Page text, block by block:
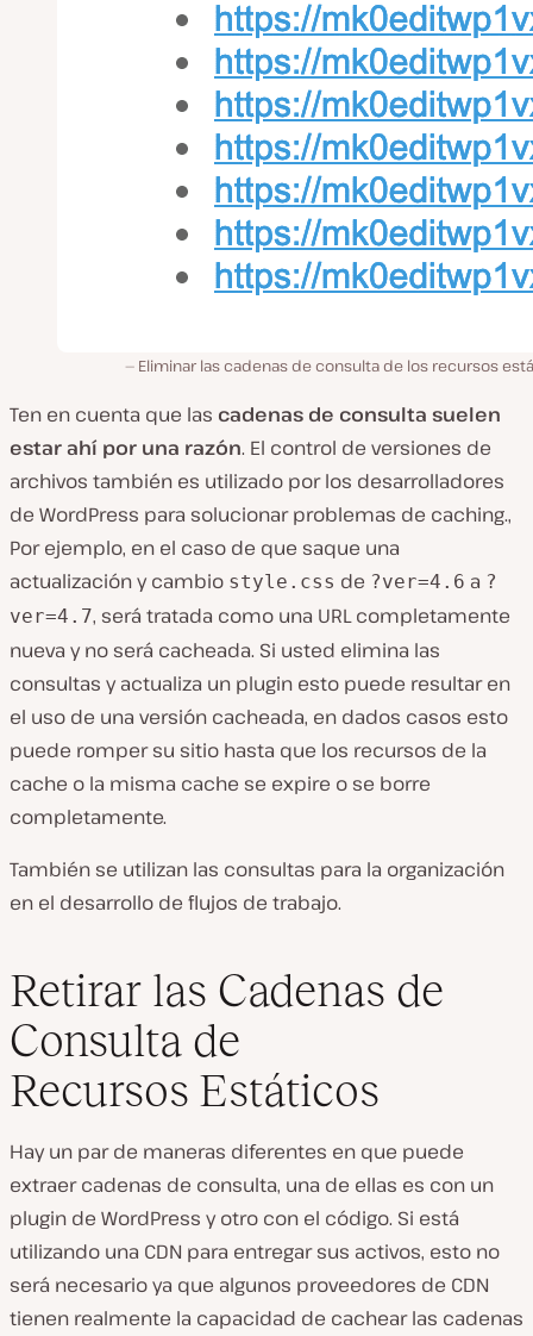
Eliminar las cadenas de consulta de los recursos
Ten en cuenta que las cadenas de consulta suelen
estar ahí por una razón. El control de versiones de
archivos también es utilizado por los desarrolladores
de WordPress para solucionar problemas de caching.,
Por ejemplo, en el caso de que saque una
actualización y cambio style.css de ?ver=4.6 a ?
ver=4.7, será tratada como una URL completamente
nueva y no será cacheada. Si usted elimina las
consultas y actualiza un plugin esto puede resultar en
el uso de una versión cacheada, en dados casos esto
puede romper su sitio hasta que los recursos de la
cache o la misma cache se expire o se borre
completamente.
También se utilizan las consultas para la organización
en el desarrollo de flujos de trabajo.
Retirar las Cadenas de
Consulta de
Recursos Estáticos
Hay un par de maneras diferentes en que puede
extraer cadenas de consulta, una de ellas es con un
plugin de WordPress y otro con el código. Si está
utilizando una CDN para entregar sus activos, esto no
será necesario ya que algunos proveedores de CDN
tienen realmente la capacidad de cachear las cadenas